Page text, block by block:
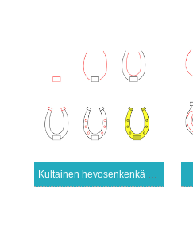
Kultainen hevosenkenkä kuva